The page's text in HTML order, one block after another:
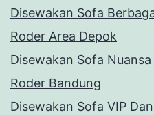
Disewakan Sofa
Roder Area Depok
Disewakan Sofa
Roder Bandung
Disewakan Sofa VIP